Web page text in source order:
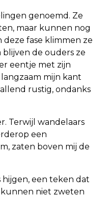
genoemd. Ze
maar kunnen nog
fase klimmen ze
de ouders ze
eentje met zijn
mijn kant
rustig, ondanks
Terwijl wandelaars
een
zaten boven mij de
hijgen, een teken dat
niet zweten